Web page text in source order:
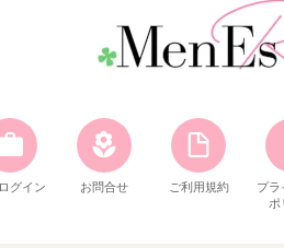
グイン お問合せ ご利用規約
プラ
ポ